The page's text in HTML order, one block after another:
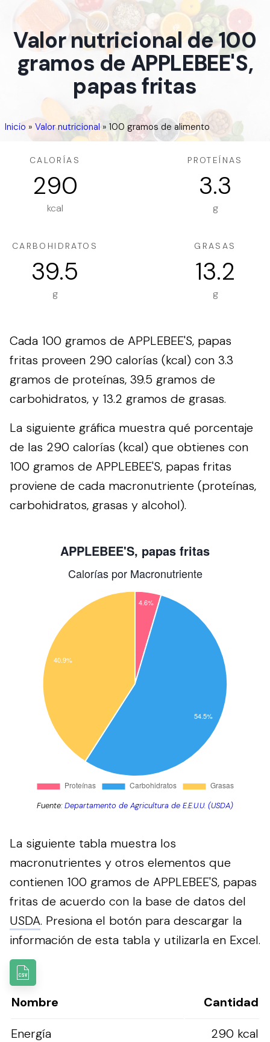
Valor nutricional de 100
gramos de APPLEBEE'S,
papas fritas
Inicio » Valor nutricional» 100 gramos de alimento
CALORÍAS
290
kcal
PROTEÍNAS
3.3
g
CARBOHIDRATOS
39.5
g
GRASAS
13.2
g
Cada 100 gramos de APPLEBEE'S, papas
fritas proveen 290 calorías (kcal) con 3.3
gramos de proteínas, 39.5 gramos de
carbohidratos, y 13.2 gramos de grasas.
La siguiente gráfica muestra qué porcentaje
de las 290 calorías (kcal) que obtienes con
100 gramos de APPLEBEE'S, papas fritas
proviene de cada macronutriente (proteínas,
carbohidratos, grasas y alcohol).
Fuente:Departamento de Agricultura de E.E.U.U. (USDA)
La siguiente tabla muestra los
macronutrientes y otros elementos que
contienen 100 gramos de APPLEBEE'S, papas
fritas de acuerdo con la base de datos del
USDA. Presiona el botón para descargar la
información de esta tabla y utilizarla en Excel.
Nombre
Cantidad
Energía
290 kcal